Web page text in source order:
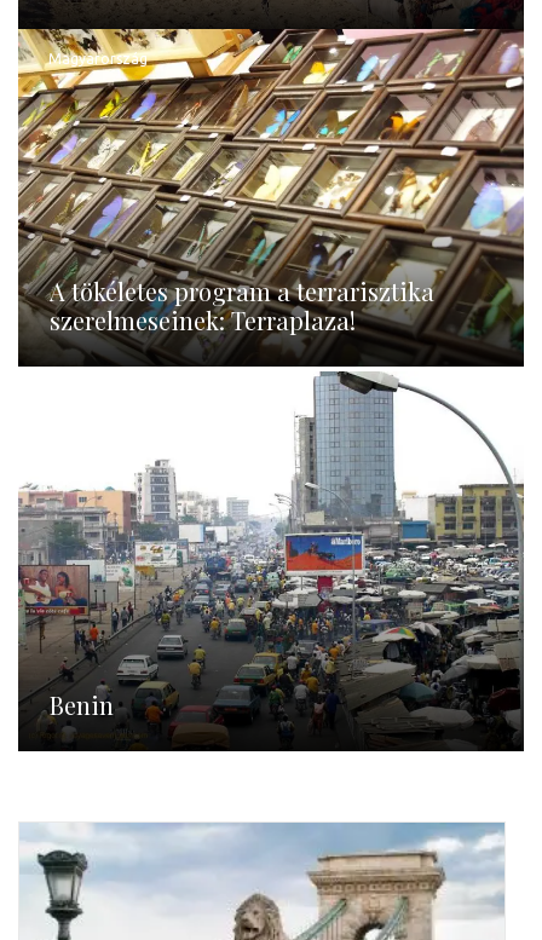
Magyarország
A tökéletes program a terrarisztika
szerelmeseinek: Terraplaza!
Benin